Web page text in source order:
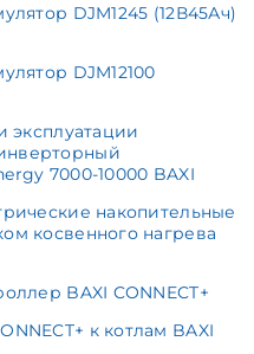
DJM1245 (12В45Ач)
DJM12100
эксплуатации
7000-10000 BAXI
накопительные
косвенного нагрева
BAXI CONNECT+
к котлам BAXI